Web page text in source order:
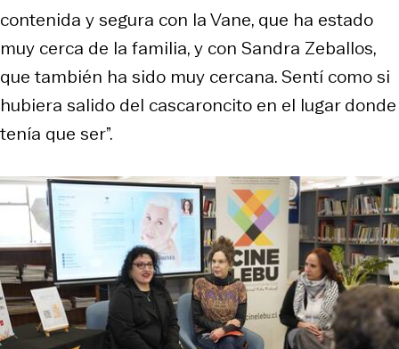
contenida y segura con la Vane, que ha estado
muy cerca de la familia, y con Sandra Zeballos,
que también ha sido muy cercana. Sentí como si
hubiera salido del cascaroncito en el lugar donde
tenía que ser”.